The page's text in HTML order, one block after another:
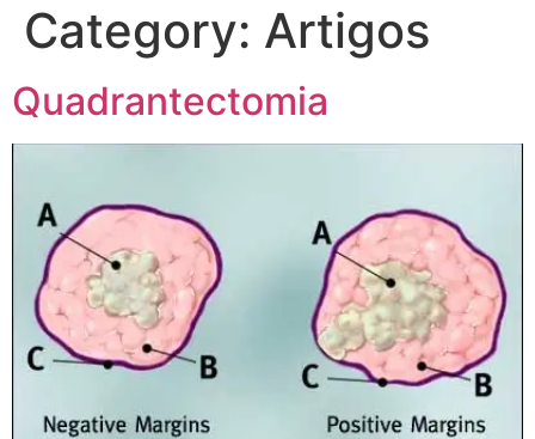
Category: Artigos
Quadrantectomia